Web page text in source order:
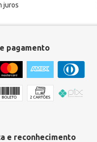
juros
pagamento
e reconhecimento